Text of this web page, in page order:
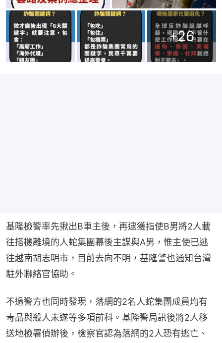
+26
基隆檢警率先揪出B車主後，再逮獲指使B男將2人載
往搭機離境的人蛇集團幕後主謀與A男，惟主使已逃
往越南胡志明市，目前去向不明，基隆警也通知台灣
駐外聯絡官協助。
不過警方也同時發現，落網的2名人蛇集團成員均有
毒品與殺人未遂等多項前科。基隆警局訊後將2人移
送地檢署偵辦後，檢察官認為落網的2人恐有逃亡、